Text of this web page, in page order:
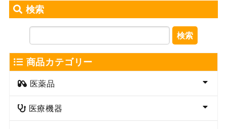
検索
検索
商品カテゴリー
医薬品
医療機器